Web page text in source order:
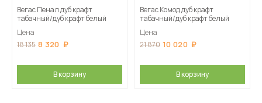
Вегас Пенал дуб крафт
табачный/дуб крафт белый
Цена
18 135 8 320
В корзину
Вегас Комод дуб крафт
табачный/дуб крафт белый
Цена
21 870 10 020
В корзину